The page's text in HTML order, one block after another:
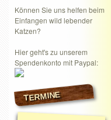
Können Sie uns helfen beim
Einfangen wild lebender
Katzen?
Hier geht's zu unserem
Spendenkonto mit Paypal:
TERMINE